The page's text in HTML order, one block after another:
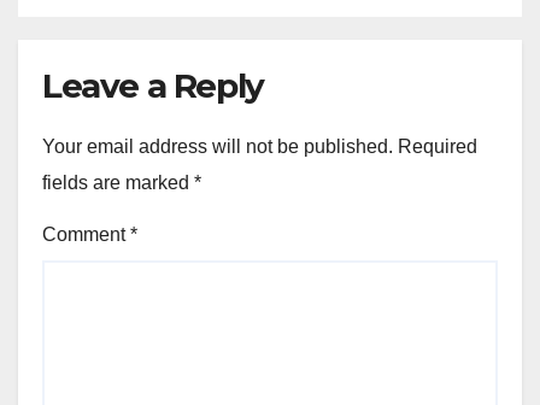
Leave a Reply
Your email address will not be published. Required
fields are marked *
Comment*